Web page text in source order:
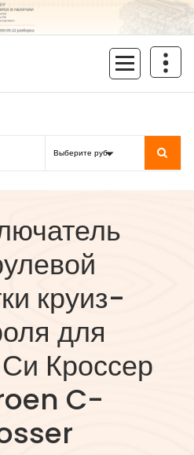
круиз-
для
Кроссер
C-